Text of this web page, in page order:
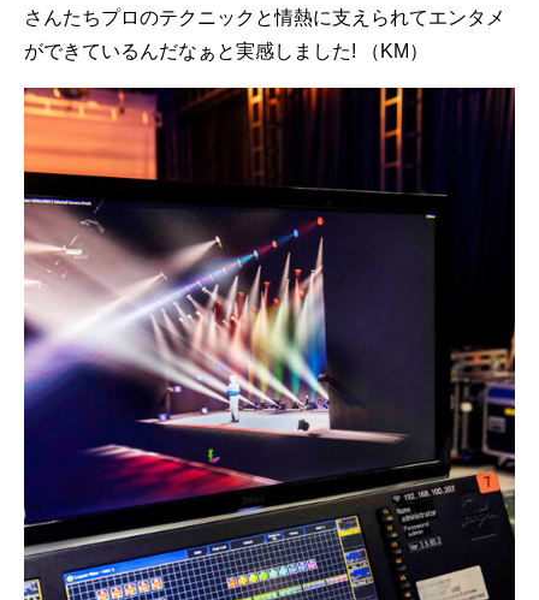
さんたちプロのテクニックと情熱に支えられてエンタメ
ができているんだなぁと実感しました! （KM）